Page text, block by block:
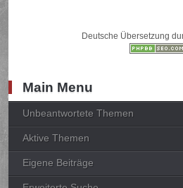
Deutsche Übersetzung
Main Menu
Unbeantwortete Themen
Aktive Themen
Eigene Beiträge